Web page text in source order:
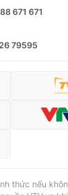
671 671
79595
thức nếu